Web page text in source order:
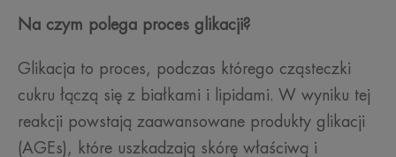
Na czym polega proces glikacji?
Glikacja to proces, podczas którego cząsteczki
cukru łączą się z białkami i lipidami. W wyniku tej
reakcji powstają zaawansowane produkty glikacji
(AGEs), które uszkadzają skórę właściwą i